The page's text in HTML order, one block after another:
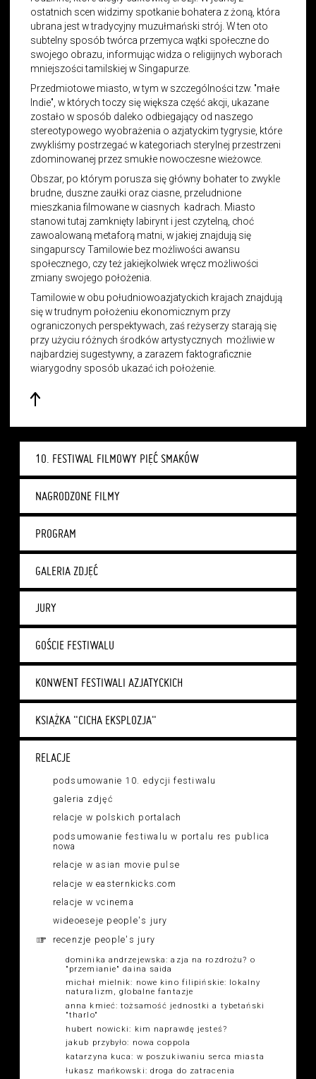
10. FESTIWAL FILMOWY PIĘĆ SMAKÓW
NAGRODZONE FILMY
PROGRAM
GALERIA ZDJĘĆ
JURY
GOŚCIE FESTIWALU
KONWENT FESTIWALI AZJATYCKICH
KSIĄŻKA "CICHA EKSPLOZJA"
RELACJE
podsumowanie 10. edycji festiwalu
galeria zdjęć
relacje w polskich portalach
podsumowanie festiwalu w portalu res publica
nowa
relacje w asian movie pulse
relacje w easternkicks.com
relacje w vcinema
wideoeseje people's jury
recenzje people's jury
dominika andrzejewska: azja na rozdrożu? o
"przemianie" daina saida
michał mielnik: nowe kino filipińskie: lokalny
naturalizm, globalne fantazje
anna kmieć: tożsamość jednostki a tybetański
"tharlo"
hubert nowicki: kim naprawdę jesteś?
jakub przybyło: nowa coppola
katarzyna kuca: w poszukiwaniu serca miasta
łukasz mańkowski: droga do zatracenia
ostatnich scen widzimy spotkanie bohatera z żoną, która
ubrana jest w tradycyjny muzułmański strój. W ten oto
subtelny sposób twórca przemyca wątki społeczne do
swojego obrazu, informując widza o religijnych wyborach
mniejszości tamilskiej w Singapurze.
Przedmiotowe miasto, w tym w szczególności tzw. "małe
Indie", w których toczy się większa część akcji, ukazane
zostało w sposób daleko odbiegający od naszego
stereotypowego wyobrażenia o azjatyckim tygrysie, które
zwykliśmy postrzegać w kategoriach sterylnej przestrzeni
zdominowanej przez smukłe nowoczesne wieżowce.
Obszar, po którym porusza się główny bohater to zwykle
brudne, duszne zaułki oraz ciasne, przeludnione
mieszkania filmowane w ciasnych kadrach. Miasto
stanowi tutaj zamknięty labirynt i jest czytelną, choć
zawoalowaną metaforą matni, w jakiej znajdują się
singapurscy Tamilowie bez możliwości awansu
społecznego, czy też jakiejkolwiek wręcz możliwości
zmiany swojego położenia.
Tamilowie w obu południowoazjatyckich krajach znajdują
się w trudnym położeniu ekonomicznym przy
ograniczonych perspektywach, zaś reżyserzy starają się
przy użyciu różnych środków artystycznych możliwie w
najbardziej sugestywny, a zarazem faktograficznie
wiarygodny sposób ukazać ich położenie.